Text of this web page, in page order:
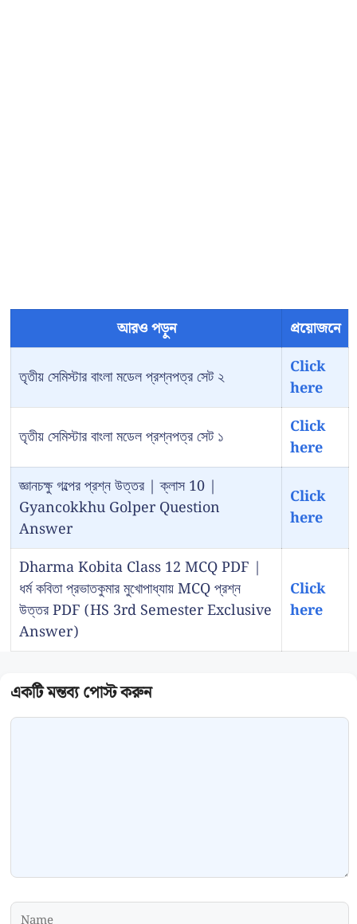
আরও পড়ুন প্রয়োজনে
তৃতীয় সেমিস্টার বাংলা মডেল প্রশ্নপত্র সেট ২
Click
here
তৃতীয় সেমিস্টার বাংলা মডেল প্রশ্নপত্র সেট ১
Click
here
জ্ঞানচক্ষু গল্পের প্রশ্ন উত্তর | ক্লাস 10 |
Gyancokkhu Golper Question
Answer
Click
here
Dharma Kobita Class 12 MCQ PDF |
ধর্ম কবিতা প্রভাতকুমার মুখোপাধ্যায় MCQ প্রশ্ন
উত্তর PDF (HS 3rd Semester Exclusive
Answer)
Click
here
Comment
Name